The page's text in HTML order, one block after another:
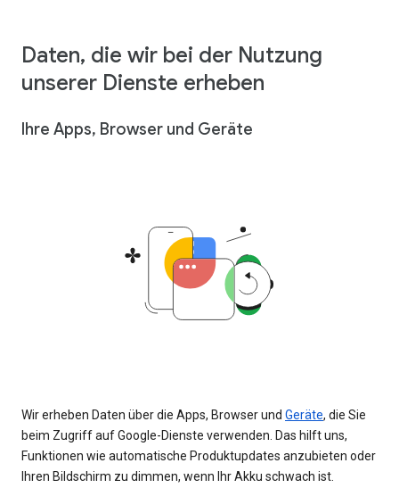
Daten, die wir bei der Nutzung
unserer Dienste erheben
Ihre Apps, Browser und Geräte
Wir erheben Daten über die Apps, Browser und Geräte, die Sie
beim Zugriff auf Google-Dienste verwenden. Das hilft uns,
Funktionen wie automatische Produktupdates anzubieten oder
Ihren Bildschirm zu dimmen, wenn Ihr Akku schwach ist.